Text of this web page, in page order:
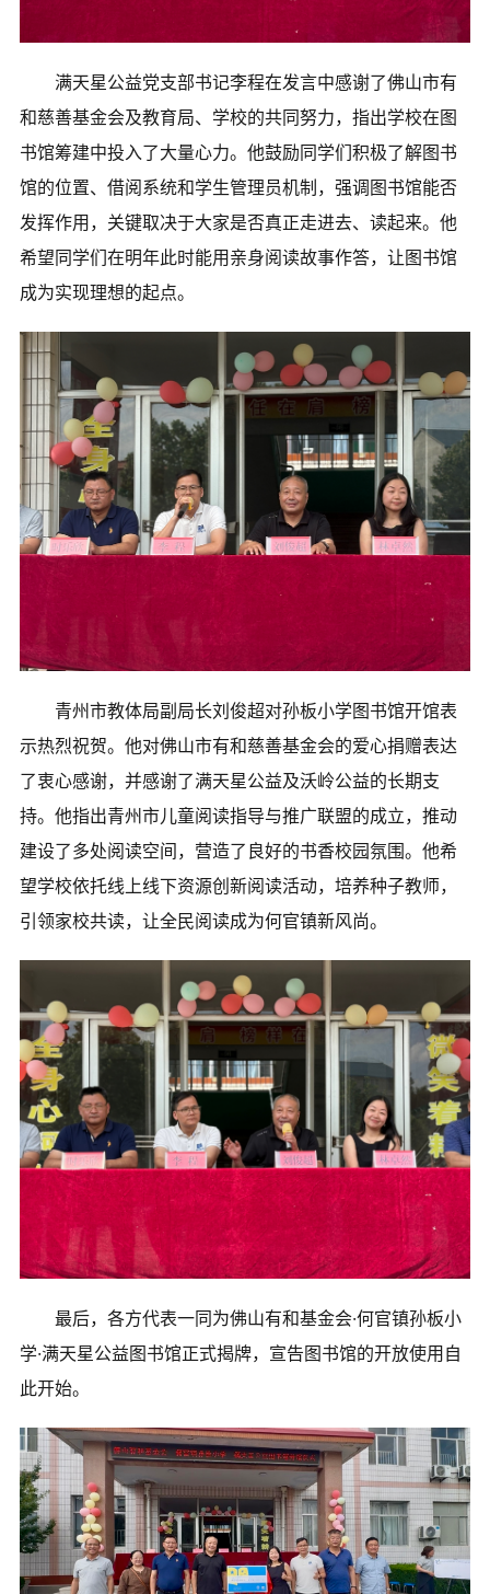
满天星公益党支部书记李程在发言中感谢了佛山市有
和慈善基金会及教育局、学校的共同努力，指出学校在图
书馆筹建中投入了大量心力。他鼓励同学们积极了解图书
馆的位置、借阅系统和学生管理员机制，强调图书馆能否
发挥作用，关键取决于大家是否真正走进去、读起来。他
希望同学们在明年此时能用亲身阅读故事作答，让图书馆
成为实现理想的起点。
青州市教体局副局长刘俊超对孙板小学图书馆开馆表
示热烈祝贺。他对佛山市有和慈善基金会的爱心捐赠表达
了衷心感谢，并感谢了满天星公益及沃岭公益的长期支
持。他指出青州市儿童阅读指导与推广联盟的成立，推动
建设了多处阅读空间，营造了良好的书香校园氛围。他希
望学校依托线上线下资源创新阅读活动，培养种子教师，
引领家校共读，让全民阅读成为何官镇新风尚。
最后，各方代表一同为佛山有和基金会·何官镇孙板小
学·满天星公益图书馆正式揭牌，宣告图书馆的开放使用自
此开始。